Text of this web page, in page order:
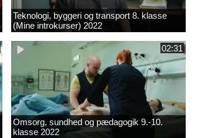
Teknologi, byggeri og transport 8. klasse
(Mine introkurser) 2022
02:31
Omsorg, sundhed og pædagogik 9.-10.
klasse 2022